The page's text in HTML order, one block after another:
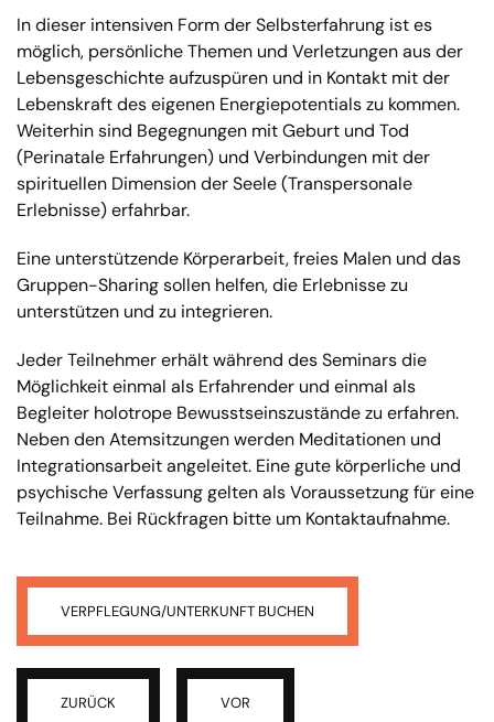
In dieser intensiven Form der Selbsterfahrung ist es
möglich, persönliche Themen und Verletzungen aus der
Lebensgeschichte aufzuspüren und in Kontakt mit der
Lebenskraft des eigenen Energiepotentials zu kommen.
Weiterhin sind Begegnungen mit Geburt und Tod
(Perinatale Erfahrungen) und Verbindungen mit der
spirituellen Dimension der Seele (Transpersonale
Erlebnisse) erfahrbar.
Eine unterstützende Körperarbeit, freies Malen und das
Gruppen-Sharing sollen helfen, die Erlebnisse zu
unterstützen und zu integrieren.
Jeder Teilnehmer erhält während des Seminars die
Möglichkeit einmal als Erfahrender und einmal als
Begleiter holotrope Bewusstseinszustände zu erfahren.
Neben den Atemsitzungen werden Meditationen und
Integrationsarbeit angeleitet. Eine gute körperliche und
psychische Verfassung gelten als Voraussetzung für eine
Teilnahme. Bei Rückfragen bitte um Kontaktaufnahme.
VERPFLEGUNG/UNTERKUNFT BUCHEN
ZURÜCK VOR